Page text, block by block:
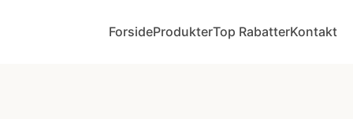
ForsideProdukterTop RabatterKontakt